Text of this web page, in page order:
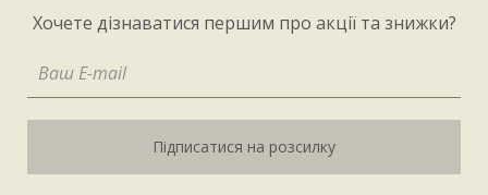
Хочете дізнаватися першим про акції та знижки?
Підписатися на розсилку